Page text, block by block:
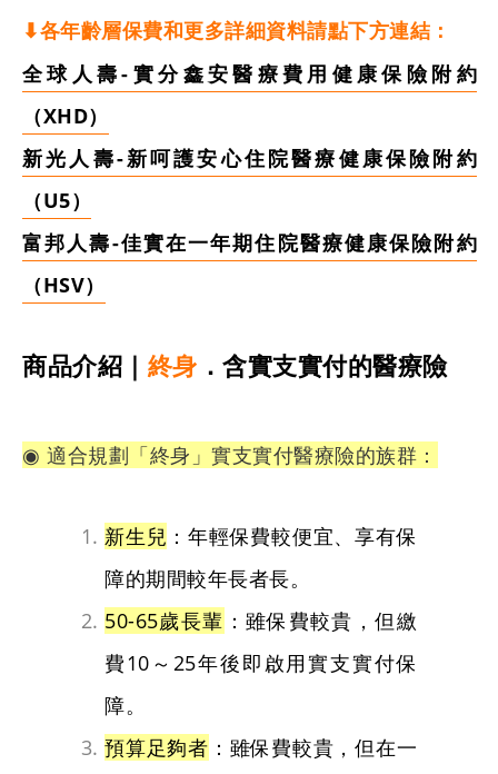
⬇︎各年齡層保費和更多詳細資料請點下方連結：
全球人壽-實分鑫安醫療費用健康保險附約
（XHD）
新光人壽-新呵護安心住院醫療健康保險附約
（U5）
富邦人壽-佳實在一年期住院醫療健康保險附約
（HSV）
商品介紹｜ 終身 ．含實支實付的醫療險
◉ 適合規劃「終身」實支實付醫療險的族群：
新生兒 ：年輕保費較便宜、享有保
障的期間較年長者長。
50-65歲長輩 ：雖保費較貴，但繳
費10～25年後即啟用實支實付保
障。
預算足夠者 ： 雖保費較貴 ，但在一